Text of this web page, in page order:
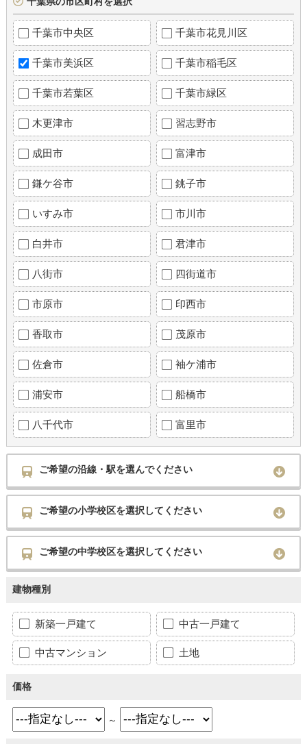
千葉市中央区 千葉市花見川区
千葉市美浜区 千葉市稲毛区
千葉市若葉区 千葉市緑区
木更津市 習志野市
成田市 富津市
鎌ケ谷市 銚子市
いすみ市 市川市
白井市 君津市
八街市 四街道市
市原市 印西市
香取市 茂原市
佐倉市 袖ケ浦市
浦安市 船橋市
八千代市 富里市
ご希望の沿線・駅を選んでください
ご希望の小学校区を選択してください
ご希望の中学校区を選択してください
建物種別
新築一戸建て 中古一戸建て
中古マンション 土地
価格
～